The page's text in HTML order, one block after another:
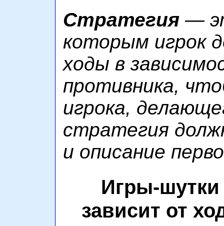
Стратегия —
которым игрок
ходы в
противника,
игрока,
стратегия
и описание
Игры-шутки
зависит от